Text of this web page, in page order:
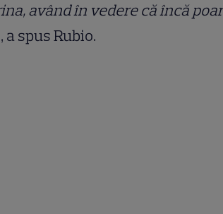
având în vedere că încă
a spus Rubio.